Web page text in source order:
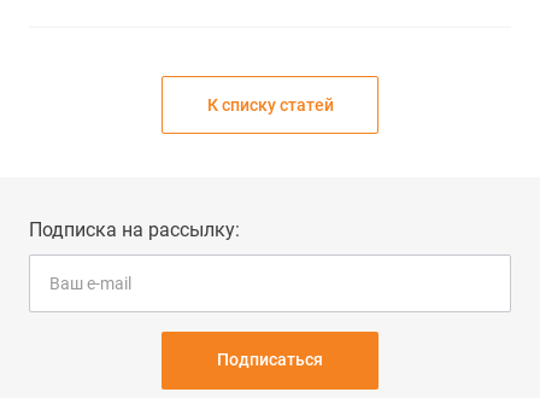
К списку статей
Подписка на рассылку:
Подписаться